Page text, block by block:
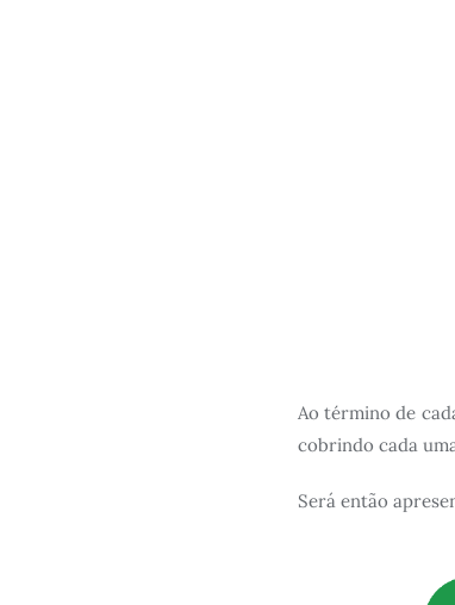
Ao término de
cobrindo cada
Será então